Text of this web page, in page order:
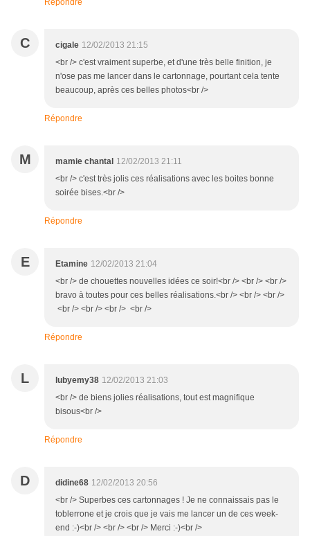
Répondre
C cigale 12/02/2013 21:15
<br /> c'est vraiment superbe, et d'une très belle finition, je
n'ose pas me lancer dans le cartonnage, pourtant cela tente
beaucoup, après ces belles photos<br />
Répondre
M mamie chantal 12/02/2013 21:11
<br /> c'est très jolis ces réalisations avec les boites bonne
soirée bises.<br />
Répondre
E Etamine 12/02/2013 21:04
<br /> de chouettes nouvelles idées ce soir!<br /> <br /> <br />
bravo à toutes pour ces belles réalisations.<br /> <br /> <br />
<br /> <br /> <br /> <br />
Répondre
L lubyemy38 12/02/2013 21:03
<br /> de biens jolies réalisations, tout est magnifique
bisous<br />
Répondre
D didine68 12/02/2013 20:56
<br /> Superbes ces cartonnages ! Je ne connaissais pas le
toblerrone et je crois que je vais me lancer un de ces week-
end :-)<br /> <br /> <br /> Merci :-)<br />